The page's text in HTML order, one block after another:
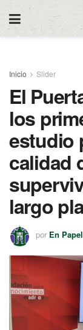
Inicio Slider
El
los
estudio
calidad
largo
por En Papel